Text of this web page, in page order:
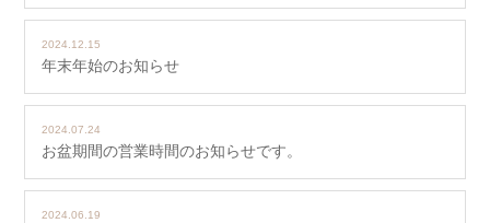
2024.12.15
年末年始のお知らせ
2024.07.24
お盆期間の営業時間のお知らせです。
2024.06.19